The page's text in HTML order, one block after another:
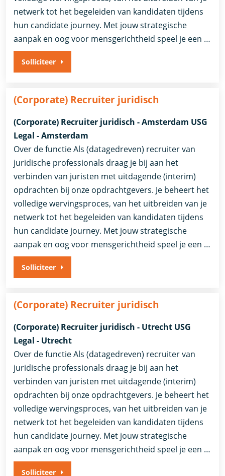
netwerk tot het begeleiden van kandidaten tijdens
hun candidate journey. Met jouw strategische
aanpak en oog voor mensgerichtheid speel je een …
Solliciteer
(Corporate) Recruiter juridisch
(Corporate) Recruiter juridisch - Amsterdam USG
Legal - Amsterdam
Over de functie Als (datagedreven) recruiter van
juridische professionals draag je bij aan het
verbinden van juristen met uitdagende (interim)
opdrachten bij onze opdrachtgevers. Je beheert het
volledige wervingsproces, van het uitbreiden van je
netwerk tot het begeleiden van kandidaten tijdens
hun candidate journey. Met jouw strategische
aanpak en oog voor mensgerichtheid speel je een …
Solliciteer
(Corporate) Recruiter juridisch
(Corporate) Recruiter juridisch - Utrecht USG
Legal - Utrecht
Over de functie Als (datagedreven) recruiter van
juridische professionals draag je bij aan het
verbinden van juristen met uitdagende (interim)
opdrachten bij onze opdrachtgevers. Je beheert het
volledige wervingsproces, van het uitbreiden van je
netwerk tot het begeleiden van kandidaten tijdens
hun candidate journey. Met jouw strategische
aanpak en oog voor mensgerichtheid speel je een …
Solliciteer